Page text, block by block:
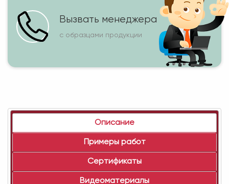
Вызвать менеджера
с образцами продукции
Описание
Примеры работ
Сертификаты
Видеоматериалы